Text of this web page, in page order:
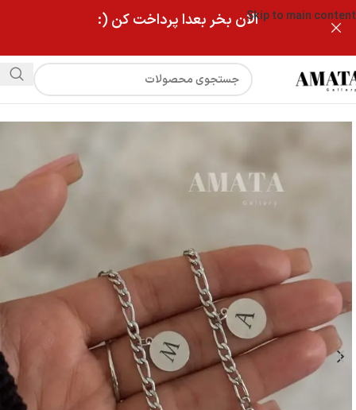
Skip to main contentالان بخر بعدا پرداخت کن (:
فروشگاه دستبند فیگارو استیل با آویز و‌حک دلخواه(ست دونفره)